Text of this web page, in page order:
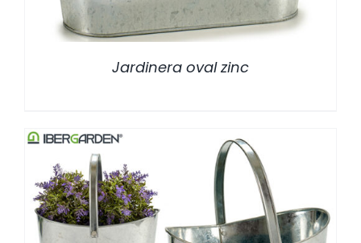
Jardinera oval zinc